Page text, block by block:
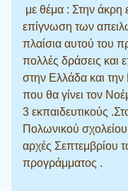
με θέμα : Στην άκρη
επίγνωση των
πλαίσια αυτού του
πολλές δράσεις και
στην Ελλάδα και
που θα γίνει τον
3 εκπαιδευτικούς
Πολωνικού
αρχές Σεπτεμβρίου
προγράμματος .